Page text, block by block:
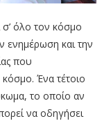
σ’ όλο τον κόσμο
ενημέρωση και την
που
Ένα τέτοιο
το οποίο αν
να οδηγήσει